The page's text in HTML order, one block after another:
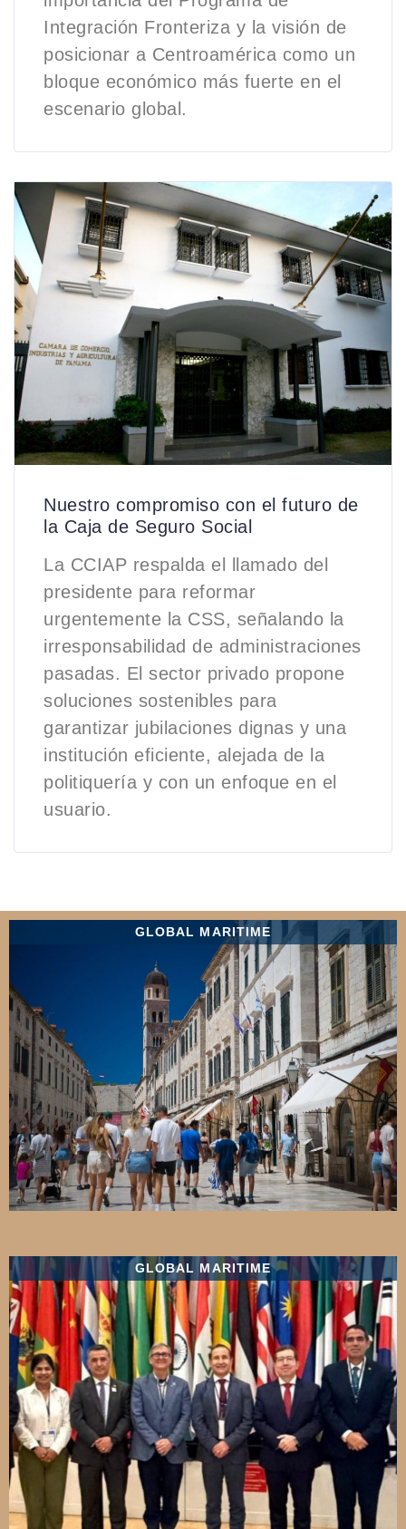
Integración Fronteriza y la visión de
posicionar a Centroamérica como un
bloque económico más fuerte en el
escenario global.
Nuestro compromiso con el futuro de
la Caja de Seguro Social
La CCIAP respalda el llamado del
presidente para reformar
urgentemente la CSS, señalando la
irresponsabilidad de administraciones
pasadas. El sector privado propone
soluciones sostenibles para
garantizar jubilaciones dignas y una
institución eficiente, alejada de la
politiquería y con un enfoque en el
usuario.
GLOBAL MARITIME
GLOBAL MARITIME